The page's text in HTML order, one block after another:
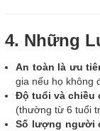
4. Những
An toàn là ưu
gia nếu họ không
Độ tuổi và chiều
(thường từ 6 tuổi
Số lượng người